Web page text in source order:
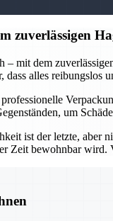
zuverlässigen
– mit dem
dass alles reibungslos
um
ist der letzte, aber
Zeit bewohnbar wird.